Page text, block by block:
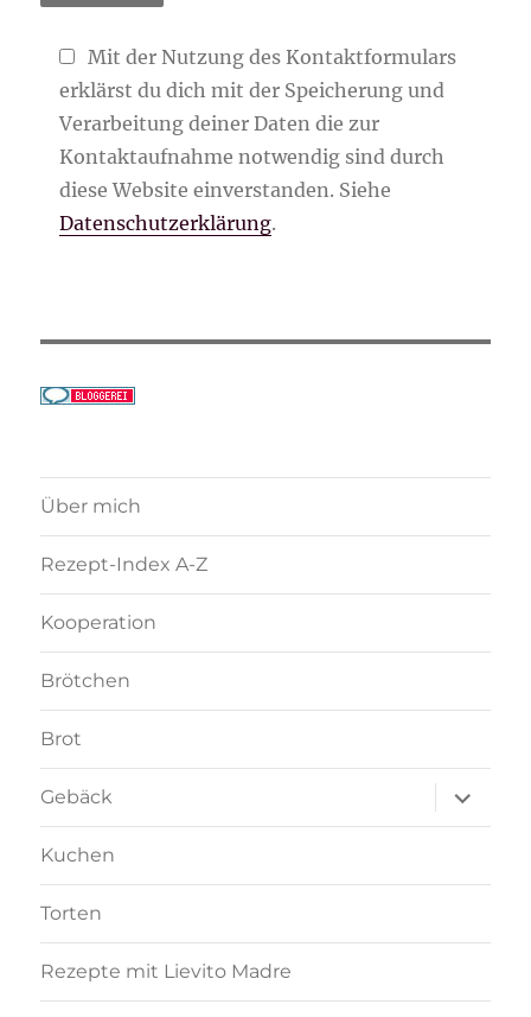
Mit der Nutzung des Kontaktformulars
erklärst du dich mit der Speicherung und
Verarbeitung deiner Daten die zur
Kontaktaufnahme notwendig sind durch
diese Website einverstanden. Siehe
Datenschutzerklärung.
Über mich
Rezept-Index A-Z
Kooperation
Brötchen
Brot
Gebäck
anzeigen
Kuchen
Torten
Rezepte mit Lievito Madre